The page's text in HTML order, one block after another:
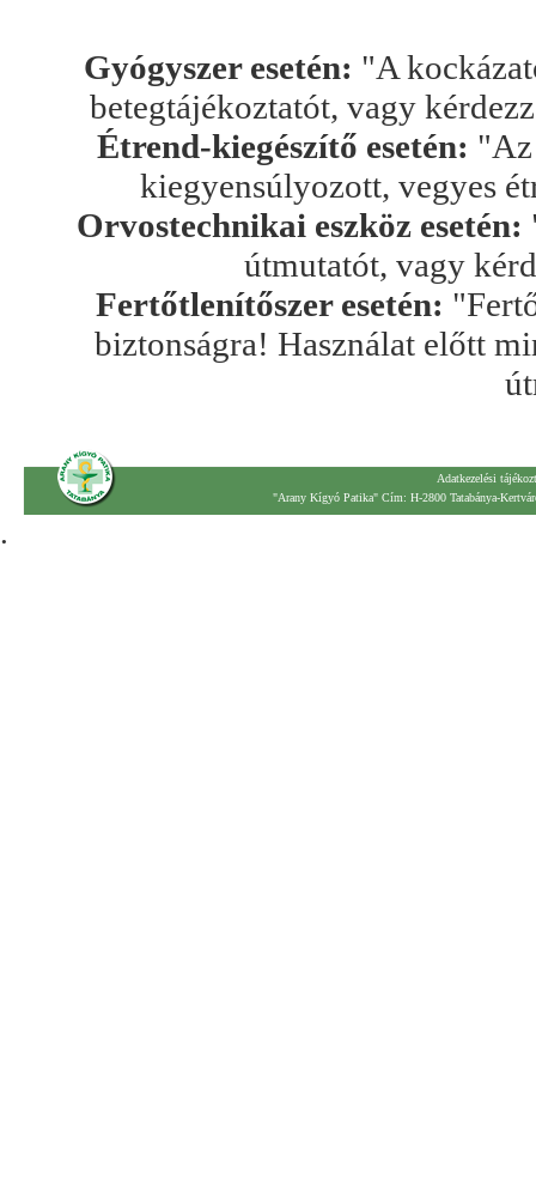
Gyógyszer esetén: "A
betegtájékoztatót, vagy
Étrend-kiegészítő esetén: "Az
kiegyensúlyozott, vegyes
Orvostechnikai eszköz esetén:
útmutatót, vagy
Fertőtlenítőszer esetén:
biztonságra! Használat előtt
Adatkezelési
"Arany Kígyó Patika" Cím: H-2800 Tatabánya-
.